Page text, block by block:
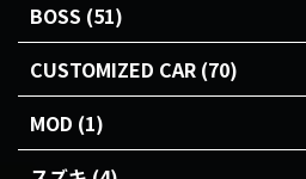
BOSS (51)
CUSTOMIZED CAR (70)
MOD (1)